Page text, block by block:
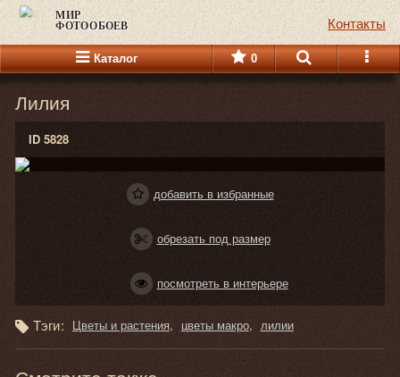
МИР
ФОТООБОЕВ Контакты
Каталог 0
Лилия
ID 5828
добавить в избранные
обрезать под размер
посмотреть в интерьере
Тэги: Цветы и растения цветы макро лилии